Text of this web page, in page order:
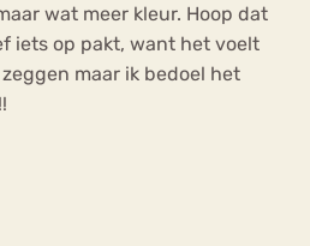
wat meer kleur. Hoop dat
iets op pakt, want het voelt
maar ik bedoel het